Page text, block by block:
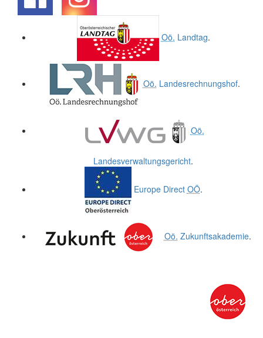
Oö. Landtag.
Oö. Landesrechnungshof.
Oö.
Landesverwaltungsgericht.
Europe Direct OÖ.
Oö. Zukunftsakademie.